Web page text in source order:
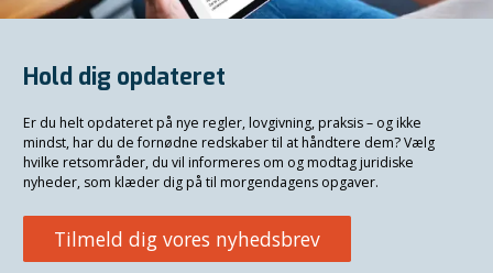
Hold dig opdateret
Er du helt opdateret på nye regler, lovgivning, praksis – og ikke
mindst, har du de fornødne redskaber til at håndtere dem? Vælg
hvilke retsområder, du vil informeres om og modtag juridiske
nyheder, som klæder dig på til morgendagens opgaver.
Tilmeld dig vores nyhedsbrev